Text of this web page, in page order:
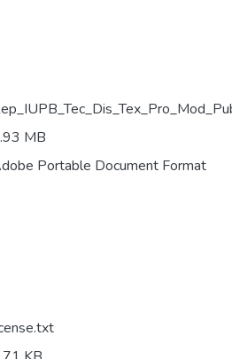
MB
Portable Document Format